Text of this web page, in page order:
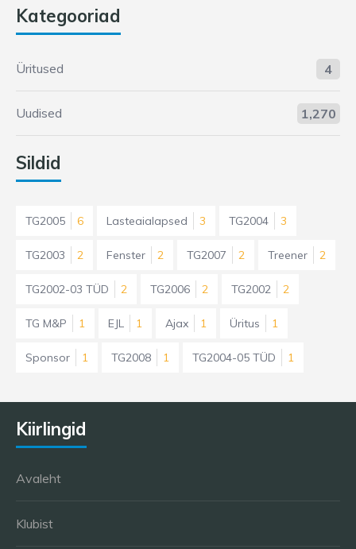
Kategooriad
Üritused 4
Uudised 1,270
Sildid
TG2005 6 Lasteaialapsed 3 TG2004 3
TG2003 2 Fenster 2 TG2007 2 Treener 2
TG2002-03 TÜD 2 TG2006 2 TG2002 2
TG M&P 1 EJL 1 Ajax 1 Üritus 1
Sponsor 1 TG2008 1 TG2004-05 TÜD 1
Kiirlingid
Avaleht
Klubist